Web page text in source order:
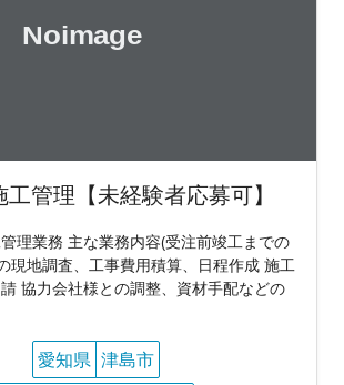
管理【未経験者応募可】
理業務 主な業務内容(受注前竣工までの
現地調査、工事費用積算、日程作成 施工
協力会社様との調整、資材手配などの
愛知県 津島市